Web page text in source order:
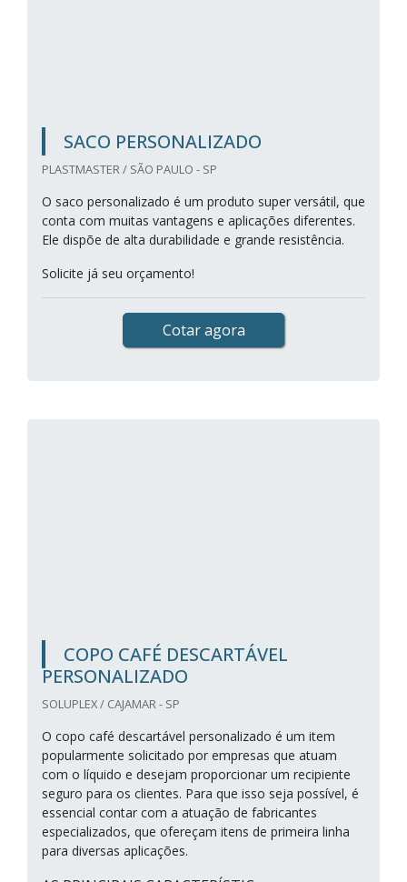
SACO PERSONALIZADO
PLASTMASTER / SÃO PAULO - SP
O saco personalizado é um produto super versátil, que
conta com muitas vantagens e aplicações diferentes.
Ele dispõe de alta durabilidade e grande resistência.
Solicite já seu orçamento!
Cotar agora
COPO CAFÉ DESCARTÁVEL
PERSONALIZADO
SOLUPLEX / CAJAMAR - SP
O copo café descartável personalizado é um item
popularmente solicitado por empresas que atuam
com o líquido e desejam proporcionar um recipiente
seguro para os clientes. Para que isso seja possível, é
essencial contar com a atuação de fabricantes
especializados, que ofereçam itens de primeira linha
para diversas aplicações.